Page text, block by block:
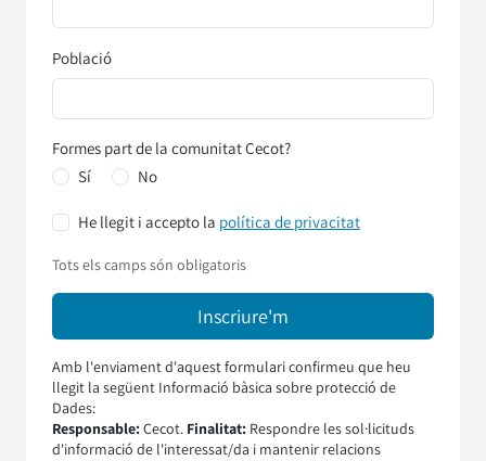
Població
Formes part de la comunitat Cecot?
Sí
No
He llegit i accepto la política de privacitat
Tots els camps són obligatoris
Amb l'enviament d'aquest formulari confirmeu que heu
llegit la següent Informació bàsica sobre protecció de
Dades:
Responsable:Cecot. Finalitat: Respondre les sol·licituds
d'informació de l'interessat/da i mantenir relacions